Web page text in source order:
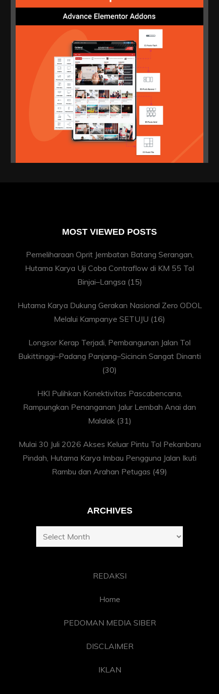
MOST VIEWED POSTS
Pemeliharaan Oprit Jembatan Batang Serangan,
Hutama Karya Uji Coba Contraflow di KM 55 Tol
Binjai–Langsa (15)
Hutama Karya Dukung Gerakan Nasional Zero ODOL
Melalui Kampanye SETUJU (16)
Longsor Kerap Terjadi, Pembangunan Jalan Tol
Bukittinggi–Padang Panjang–Sicincin Sangat Dinanti
(30)
HKI Pulihkan Konektivitas Pascabencana,
Rampungkan Penanganan Jalur Lembah Anai dan
Malalak (31)
Mulai 30 Juli 2026 Akses Keluar Pintu Tol Pekanbaru
Pindah, Hutama Karya Imbau Pengguna Jalan Ikuti
Rambu dan Arahan Petugas (49)
ARCHIVES
Archives
REDAKSI
Home
PEDOMAN MEDIA SIBER
DISCLAIMER
IKLAN